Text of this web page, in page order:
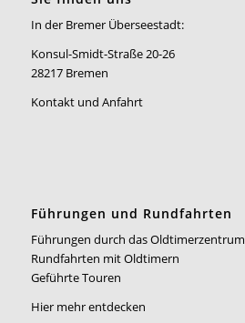
In der Bremer Überseestadt:
Konsul-Smidt-Straße 20-26
28217 Bremen
Kontakt und Anfahrt
Führungen und Rundfahrten
Führungen durch das Oldtimerzentrum
Rundfahrten mit Oldtimern
Geführte Touren
Hier mehr entdecken